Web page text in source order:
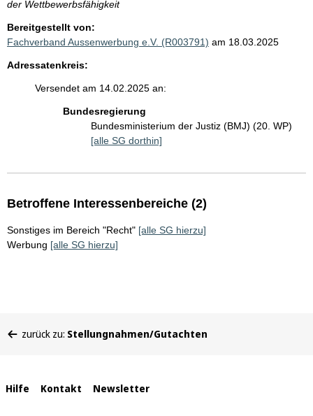
der Wettbewerbsfähigkeit
Bereitgestellt von:
Fachverband Aussenwerbung e.V. (R003791) am 18.03.2025
Adressatenkreis:
Versendet am 14.02.2025 an:
Bundesregierung
Bundesministerium der Justiz (BMJ) (20. WP)
[alle SG dorthin]
Betroffene Interessenbereiche (2)
Sonstiges im Bereich "Recht" [alle SG hierzu]
Werbung [alle SG hierzu]
befinden
zurück zu: Stellungnahmen/Gutachten
Interne
Hilfe Kontakt Newsletter